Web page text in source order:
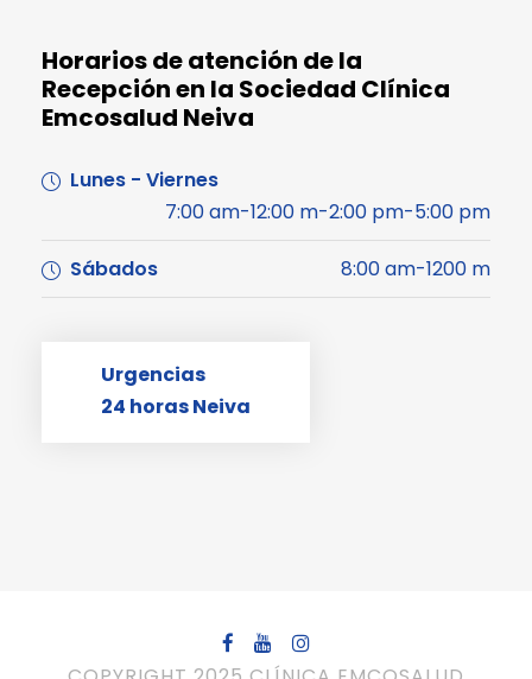
Horarios de atención de la
Recepción en la Sociedad Clínica
Emcosalud Neiva
Lunes - Viernes
7:00 am-12:00 m-2:00 pm-5:00 pm
Sábados 8:00 am-1200 m
Urgencias
24 horas Neiva